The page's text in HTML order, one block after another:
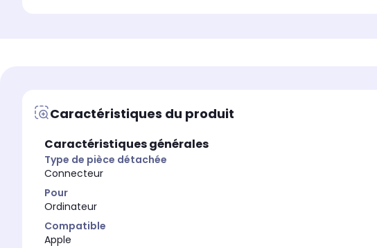
Caractéristiques du produit
Caractéristiques générales
Type de pièce détachée
Connecteur
Pour
Ordinateur
Compatible
Apple